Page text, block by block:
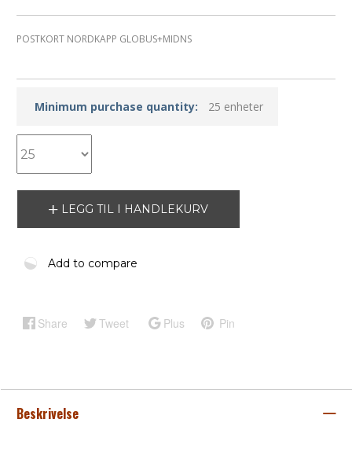
POSTKORT NORDKAPP GLOBUS+MIDNS
Minimum purchase quantity: 25 enheter
LEGG TIL I HANDLEKURV
Add to compare
Share Tweet Plus Pin
Beskrivelse